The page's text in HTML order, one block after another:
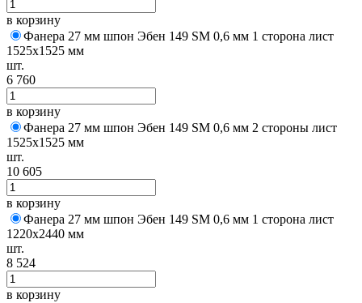
в корзину
Фанера 27 мм шпон Эбен 149 SM 0,6 мм 1 сторона лист
1525х1525 мм
шт.
6 760
в корзину
Фанера 27 мм шпон Эбен 149 SM 0,6 мм 2 стороны лист
1525х1525 мм
шт.
10 605
в корзину
Фанера 27 мм шпон Эбен 149 SM 0,6 мм 1 сторона лист
1220х2440 мм
шт.
8 524
в корзину